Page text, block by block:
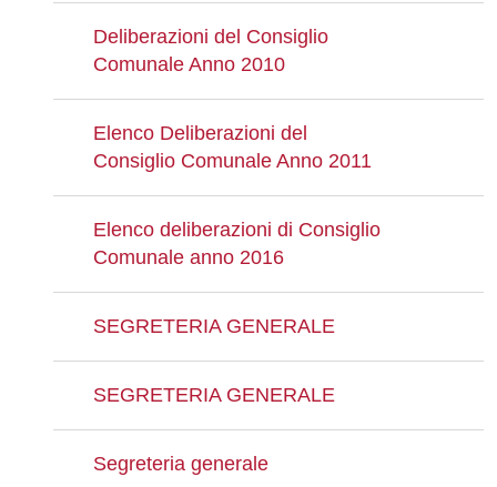
Deliberazioni del Consiglio
Comunale Anno 2010
Elenco Deliberazioni del
Consiglio Comunale Anno 2011
Elenco deliberazioni di Consiglio
Comunale anno 2016
SEGRETERIA GENERALE
SEGRETERIA GENERALE
Segreteria generale